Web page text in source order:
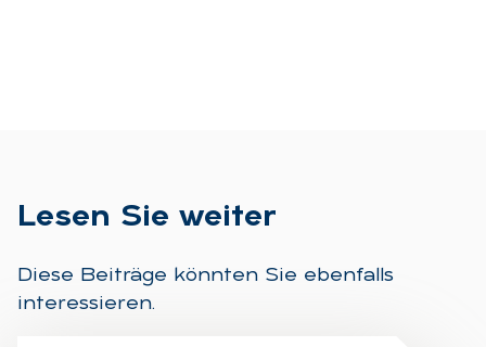
Le­sen Sie wei­ter
Diese Beiträge könnten Sie ebenfalls
interessieren.